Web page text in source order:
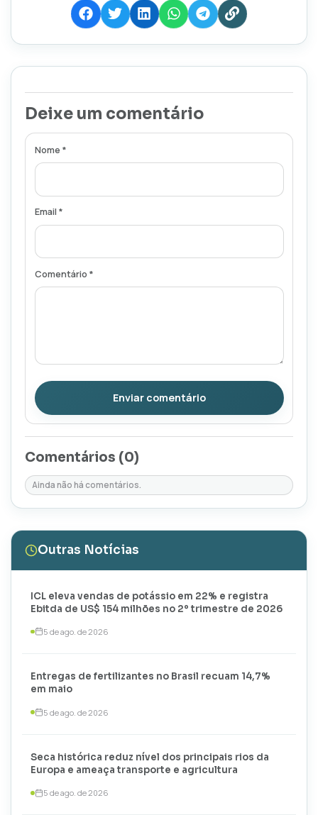
Deixe um comentário
Nome *
Email *
Comentário *
Enviar comentário
Comentários (0)
Ainda não há comentários.
Outras Notícias
ICL eleva vendas de potássio em 22% e registra
Ebitda de US$ 154 milhões no 2º trimestre de 2026
5 de ago. de 2026
Entregas de fertilizantes no Brasil recuam 14,7%
em maio
5 de ago. de 2026
Seca histórica reduz nível dos principais rios da
Europa e ameaça transporte e agricultura
5 de ago. de 2026